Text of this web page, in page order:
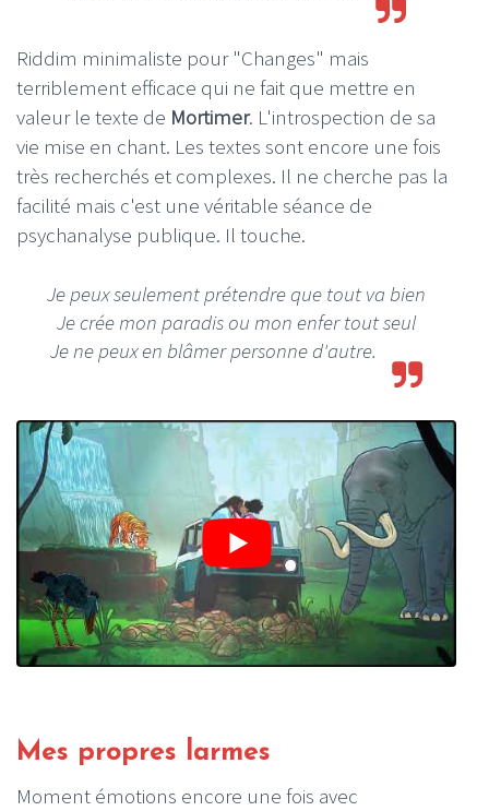
Riddim minimaliste pour "Changes" mais
terriblement efficace qui ne fait que mettre en
valeur le texte de Mortimer. L'introspection de sa
vie mise en chant. Les textes sont encore une fois
très recherchés et complexes. Il ne cherche pas la
facilité mais c'est une véritable séance de
psychanalyse publique. Il touche.
Je peux seulement prétendre que tout va bien
Je crée mon paradis ou mon enfer tout seul
Je ne peux en blâmer personne d'autre.
Mes propres larmes
Moment émotions encore une fois avec